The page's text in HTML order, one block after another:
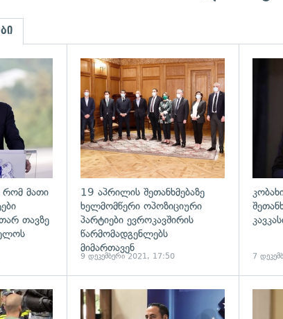
გადახედვა
რომ მათი
თავზე
19 აპრილის შეთანხმებაზე
ხელმომწერი ოპოზიციური
პარტიები ევროკავშირის
წარმომადგენლებს
მიმართავენ
9 დეკემბერი 2021, 17:50 7
გადახედვა